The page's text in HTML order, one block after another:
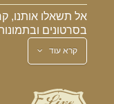
אל תשאלו אותנו,
בסרטונים
קרא עוד